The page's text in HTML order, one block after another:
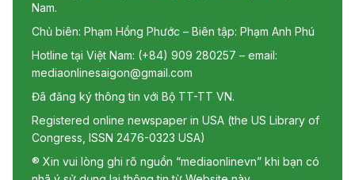
Nam.
Chủ biên: Phạm Hồng Phước – Biên tập: Phạm Anh Phú
Hotline tại Việt Nam: (+84) 909 280257 – email:
mediaonlinesaigon@gmail.com
Đã đăng ký thông tin với Bộ TT-TT VN.
Registered online newspaper in USA (the US Library of
Congress, ISSN 2476-0323 USA)
® Xin vui lòng ghi rõ nguồn “mediaonlinevn” khi bạn có